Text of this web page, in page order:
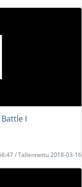
I
/ Tallennettu 2018-03-16